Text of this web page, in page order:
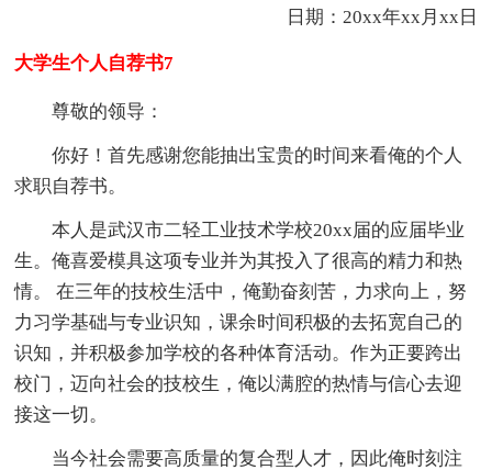
日期：20xx年xx月xx日
大学生个人自荐书7
尊敬的领导：
你好！首先感谢您能抽出宝贵的时间来看俺的个人
求职自荐书。
本人是武汉市二轻工业技术学校20xx届的应届毕业
生。俺喜爱模具这项专业并为其投入了很高的精力和热
情。 在三年的技校生活中，俺勤奋刻苦，力求向上，努
力习学基础与专业识知，课余时间积极的去拓宽自己的
识知，并积极参加学校的各种体育活动。作为正要跨出
校门，迈向社会的技校生，俺以满腔的热情与信心去迎
接这一切。
当今社会需要高质量的复合型人才，因此俺时刻注